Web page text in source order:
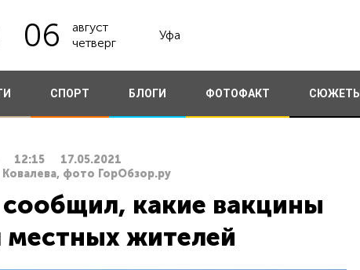
06
август
четверг
Уфа
СПОРТ БЛОГИ ФОТОФАКТ СЮЖЕТЫ
12:15
17.05.2021
фото ГорОбзор.ру
какие вакцины
жителей